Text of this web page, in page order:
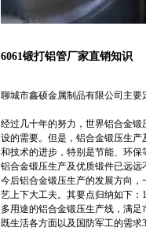
6061锻打铝管厂家直销知识
聊城市鑫硕金属制品有限公司主要
经过几十年的努力，世界铝合金
设的需要。但是，铝合金锻压生
和技术的进步，特别是节能、环保
铝合金锻压生产及优质锻件已远
今后铝合金锻压生产的发展方向
艺上下大工夫。其要点归纳如下
多用途的铝合金锻压生产线，满
既生活各方面以及国防军工的需